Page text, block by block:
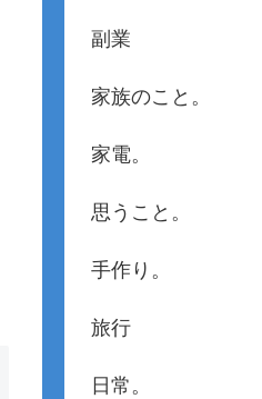
副業
家族のこと。
家電。
思うこと。
手作り。
旅行
日常。